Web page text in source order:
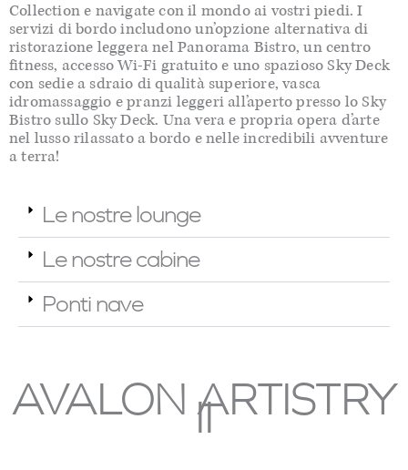
Collection e navigate con il mondo ai vostri piedi. I
servizi di bordo includono un’opzione alternativa di
ristorazione leggera nel Panorama Bistro, un centro
fitness, accesso Wi-Fi gratuito e uno spazioso Sky Deck
con sedie a sdraio di qualità superiore, vasca
idromassaggio e pranzi leggeri all’aperto presso lo Sky
Bistro sullo Sky Deck. Una vera e propria opera d’arte
nel lusso rilassato a bordo e nelle incredibili avventure
a terra!
Le nostre lounge
Le nostre cabine
Ponti nave
AVALON ARTISTRY
II